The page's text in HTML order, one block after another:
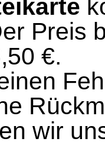
Preis
€.
wir